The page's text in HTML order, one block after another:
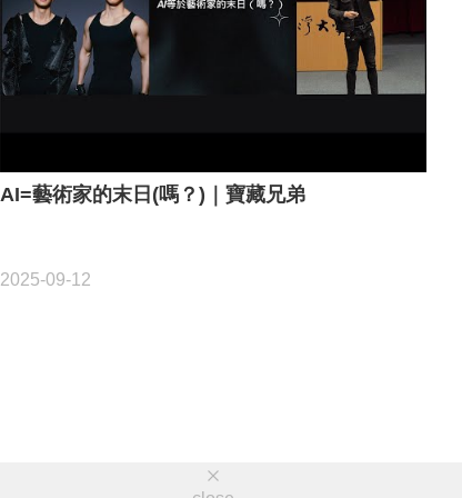
AI=藝術家的末日(嗎？)｜寶藏兄弟
2025-09-12